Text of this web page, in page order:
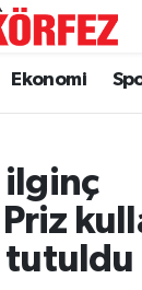
Ekonomi
ilginç
tutuldu
ve Fikstür